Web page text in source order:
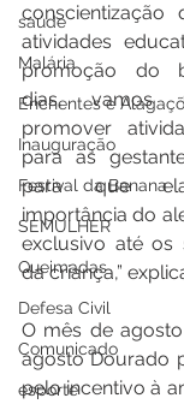
saúde
Malária
Enchentes e
Inauguração
Festival da Banana
SEMULHER
Queimadas
Defesa Civil
Comunicado
esporte
atividades
promoção do
dias, vamos
promover
para as
para que
importância do
exclusivo até os
da criança,”
O mês de
agosto Dourado
pelo incentivo à